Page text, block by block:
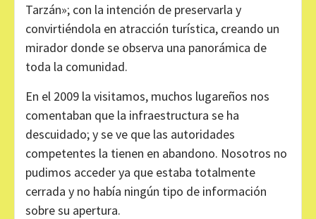
Tarzán»; con la intención de preservarla y
convirtiéndola en atracción turística, creando un
mirador donde se observa una panorámica de
toda la comunidad.
En el 2009 la visitamos, muchos lugareños nos
comentaban que la infraestructura se ha
descuidado; y se ve que las autoridades
competentes la tienen en abandono. Nosotros no
pudimos acceder ya que estaba totalmente
cerrada y no había ningún tipo de información
sobre su apertura.